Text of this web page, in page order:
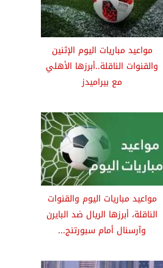
مواعيد مباريات اليوم الإثنين
والقنوات الناقلة..أبرزها الأهلي
مع بيراميدز
مواعيد مباريات اليوم والقنوات
الناقلة، أبرزها الريال ضد البايرن
وآرسنال أمام سبورتنج...